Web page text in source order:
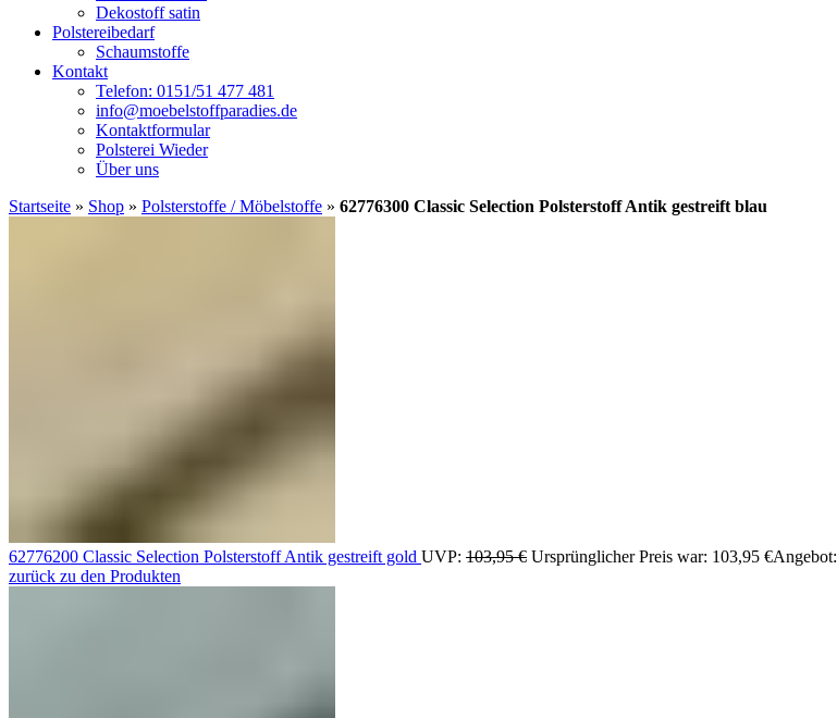
Dekostoff satin
Polstereibedarf
Schaumstoffe
Kontakt
Telefon: 0151/51 477 481
info@moebelstoffparadies.de
Kontaktformular
Polsterei Wieder
Über uns
Startseite » Shop » Polsterstoffe / Möbelstoffe » 62776300 Classic Selection Polsterstoff Antik gestreift blau
62776200 Classic Selection Polsterstoff Antik gestreift gold UVP: 103,95€ Ursprünglicher Preis war: 103,95 €Angebot:
zurück zu den Produkten